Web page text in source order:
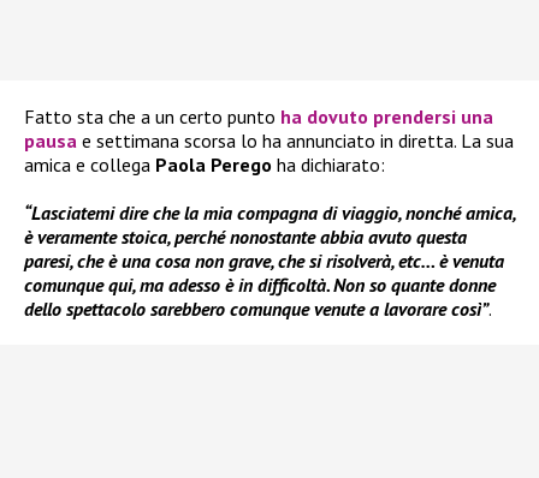
Fatto sta che a un certo punto ha dovuto prendersi una
pausa e settimana scorsa lo ha annunciato in diretta. La sua
amica e collega Paola Perego ha dichiarato:
“Lasciatemi dire che la mia compagna di viaggio, nonché amica,
è veramente stoica, perché nonostante abbia avuto questa
paresi, che è una cosa non grave, che si risolverà, etc… è venuta
comunque qui, ma adesso è in difficoltà. Non so quante donne
dello spettacolo sarebbero comunque venute a lavorare così”.